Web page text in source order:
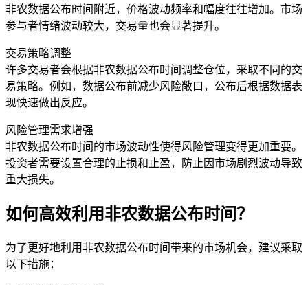
非农数据公布时间附近，价格波动频率和幅度往往增加。市场
参与者情绪波动较大，交易量也会显著提升。
交易策略调整
许多交易者会根据非农数据公布时间调整仓位，采取不同的交
易策略。例如，数据公布前减少风险敞口，公布后根据数据表
现快速做出反应。
风险管理需求增强
非农数据公布时间的市场波动性使得风险管理变得更加重要。
投资者需要设置合理的止损和止盈，防止因市场剧烈波动导致
重大损失。
如何高效利用非农数据公布时间？
为了更好地利用非农数据公布时间带来的市场机会，建议采取
以下措施：